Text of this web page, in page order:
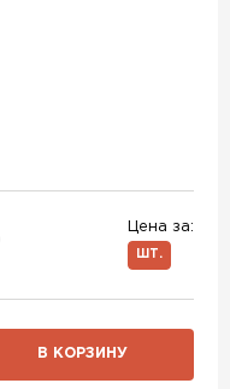
Цена за:
ШТ.
В КОРЗИНУ